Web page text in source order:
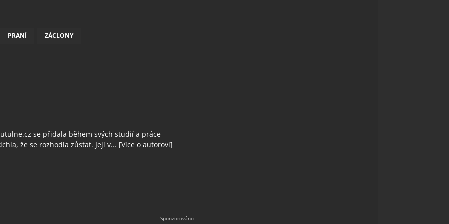
PRANÍ ZÁCLONY
se přidala během svých studií a práce
že se rozhodla zůstat. Její v... [Více o autorovi]